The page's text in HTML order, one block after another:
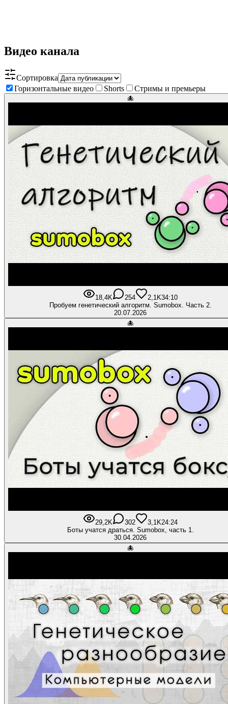
Видео канала
Сортировка
Горизонтальные видео
Shorts Стримы и премьеры
🐙
18,4K 254 2,1K34:10
Пробуем генетический алгоритм. Sumоbox. Часть 2.
20.07.2026
🐙
29,2K 302 3,1K24:24
Боты учатся драться. Sumоbox, часть 1.
30.04.2026
🐙